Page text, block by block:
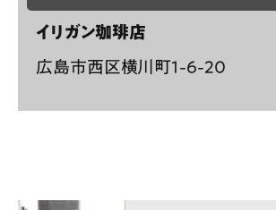
イリガン珈琲店
広島市西区横川町1-6-20